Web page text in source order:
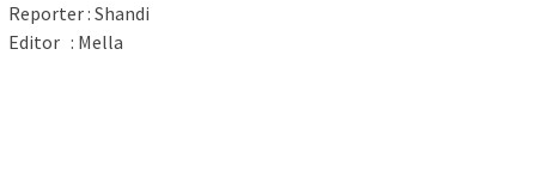
Reporter : Shandi
Editor : Mella